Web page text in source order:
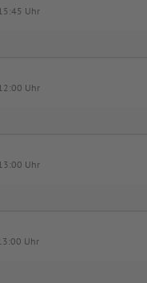
Uhr
Uhr
Uhr
Uhr